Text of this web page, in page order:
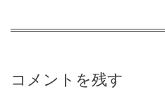
コメントを残す